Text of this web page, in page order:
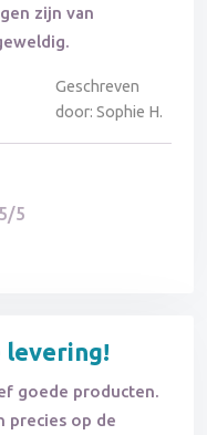
zijn van
Geschreven
door: Sophie H.
5/5
levering!
goede producten.
precies op de